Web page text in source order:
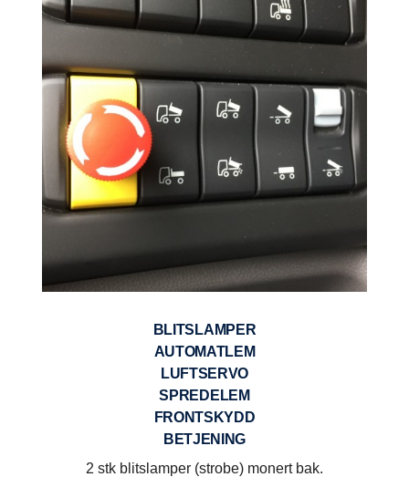
BLITSLAMPER
AUTOMATLEM
LUFTSERVO
SPREDELEM
FRONTSKYDD
BETJENING
2 stk blitslamper (strobe) monert bak.